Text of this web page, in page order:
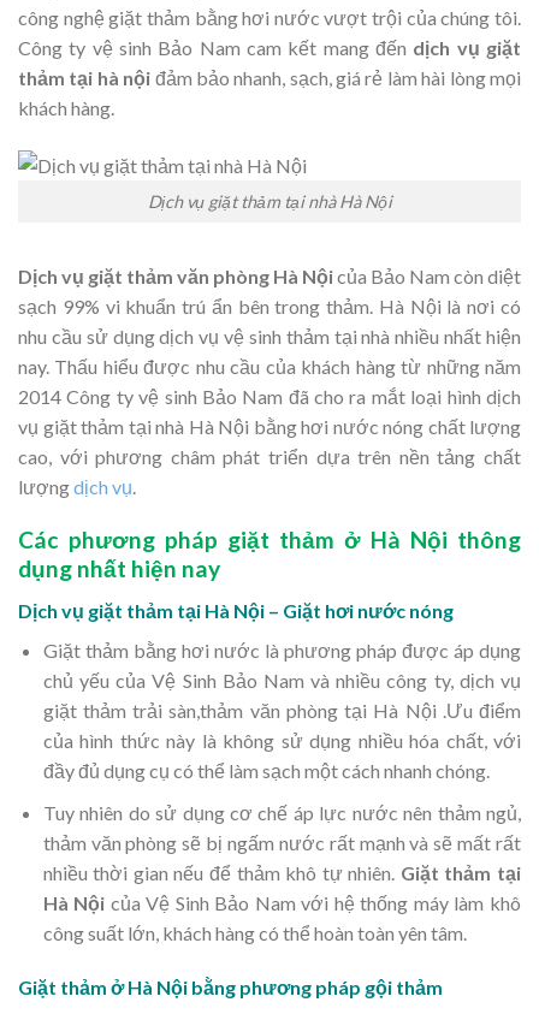
công nghệ giặt thảm bằng hơi nước vượt trội của chúng tôi.
Công ty vệ sinh Bảo Nam cam kết mang đến dịch vụ giặt
thảm tại hà nội đảm bảo nhanh, sạch, giá rẻ làm hài lòng mọi
khách hàng.
Dịch vụ giặt thảm tại nhà Hà Nội
Dịch vụ giặt thảm văn phòng Hà Nộicủa Bảo Nam còn diệt
sạch 99% vi khuẩn trú ẩn bên trong thảm. Hà Nội là nơi có
nhu cầu sử dụng dịch vụ vệ sinh thảm tại nhà nhiều nhất hiện
nay. Thấu hiểu được nhu cầu của khách hàng từ những năm
2014 Công ty vệ sinh Bảo Nam đã cho ra mắt loại hình dịch
vụ giặt thảm tại nhà Hà Nội bằng hơi nước nóng chất lượng
cao, với phương châm phát triển dựa trên nền tảng chất
lượngdịch vụ
Các phương pháp giặt thảm ở Hà Nội thông
dụng nhất hiện nay
Dịch vụ giặt thảm tại Hà Nội – Giặt hơi nước nóng
Giặt thảm bằng hơi nước là phương pháp được áp dụng
chủ yếu của Vệ Sinh Bảo Nam và nhiều công ty, dịch vụ
giặt thảm trải sàn,thảm văn phòng tại Hà Nội .Ưu điểm
của hình thức này là không sử dụng nhiều hóa chất, với
đầy đủ dụng cụ có thể làm sạch một cách nhanh chóng.
Tuy nhiên do sử dụng cơ chế áp lực nước nên thảm ngủ,
thảm văn phòng sẽ bị ngấm nước rất mạnh và sẽ mất rất
nhiều thời gian nếu để thảm khô tự nhiên. Giặt thảm tại
Hà Nội của Vệ Sinh Bảo Nam với hệ thống máy làm khô
công suất lớn, khách hàng có thể hoàn toàn yên tâm.
Giặt thảm ở Hà Nội bằng phương pháp gội thảm